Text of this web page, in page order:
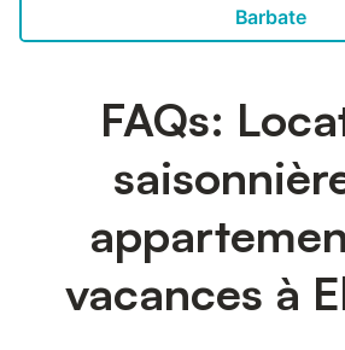
Barbate
FAQs:
vacances à